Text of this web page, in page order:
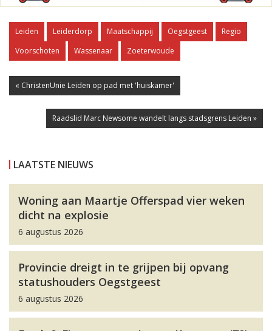
Leiden Leiderdorp Maatschappij Oegstgeest
Regio
Voorschoten
Wassenaar Zoeterwoude
« ChristenUnie Leiden op pad met 'huiskamer'
Raadslid Marc Newsome wandelt langs stadsgrens Leiden »
LAATSTE NIEUWS
Woning aan Maartje Offerspad vier weken
dicht na explosie
6 augustus 2026
Provincie dreigt in te grijpen bij opvang
statushouders Oegstgeest
6 augustus 2026